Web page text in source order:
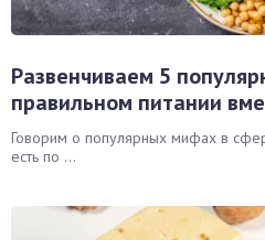
Развенчиваем 5
правильном питании
Говорим о популярных мифах в
есть по ...